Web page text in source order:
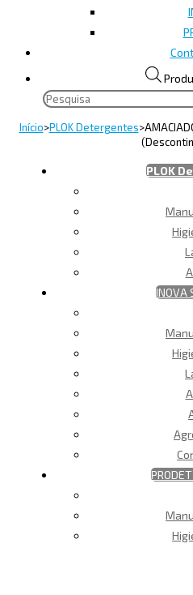
Início>PLOK Detergentes>
PLOK
INOVA